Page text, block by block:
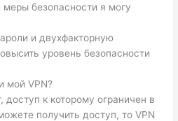
безопасности я могу
и двухфакторную
уровень безопасности
мой VPN?
доступ к которому ограничен в
получить доступ, то VPN